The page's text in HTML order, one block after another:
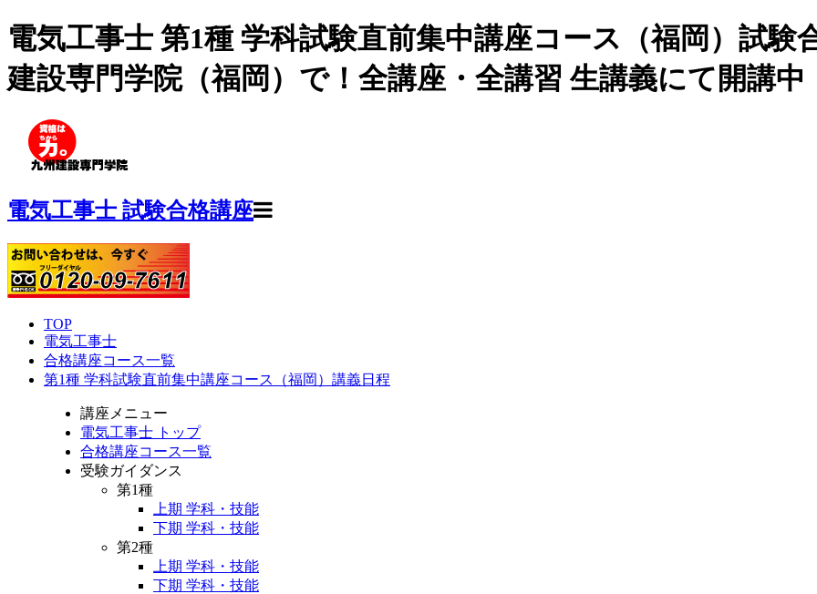
電気工事士 第1種 学科試験直前集中講座コース（福岡）試験
建設専門学院（福岡）で！全講座・全講習 生講義にて開講中
電気工事士 試験合格講座
TOP
電気工事士
合格講座コース一覧
第1種 学科試験直前集中講座コース（福岡）講義日程
講座メニュー
電気工事士 トップ
合格講座コース一覧
受験ガイダンス
第1種
上期 学科・技能
下期 学科・技能
第2種
上期 学科・技能
下期 学科・技能